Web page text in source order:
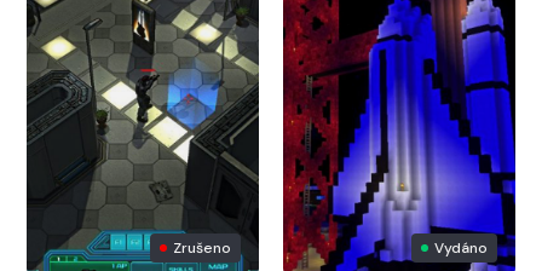
Zrušeno Vydáno